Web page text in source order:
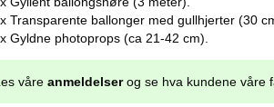
Transparente ballonger med gullhjerter (30
Gyldne photoprops (ca 21-42 cm).
våre anmeldelserog se hva kundene